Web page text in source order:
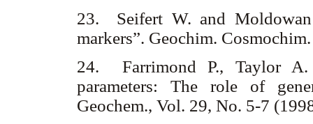
23. Seifert W. and Moldowan
markers”. Geochim.
24. Farrimond P., Taylor A.
parameters: The role of
Geochem., Vol. 29, No. 5-7